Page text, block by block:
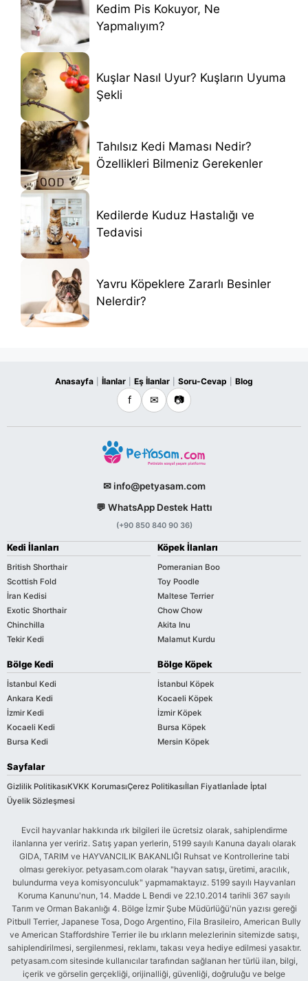
Kedim Pis Kokuyor, Ne
Yapmalıyım?
Kuşlar Nasıl Uyur? Kuşların Uyuma
Şekli
Tahılsız Kedi Maması Nedir?
Özellikleri Bilmeniz Gerekenler
Kedilerde Kuduz Hastalığı ve
Tedavisi
Yavru Köpeklere Zararlı Besinler
Nelerdir?
Anasayfa İlanlar Eş İlanlar Soru-Cevap Blog
f ✉ 📷
✉ info@petyasam.com
💬 WhatsApp Destek Hattı
(+90 850 840 90 36)
Kedi İlanları
British Shorthair
Scottish Fold
İran Kedisi
Exotic Shorthair
Chinchilla
Tekir Kedi
Köpek İlanları
Pomeranian Boo
Toy Poodle
Maltese Terrier
Chow Chow
Akita Inu
Malamut Kurdu
Bölge Kedi
İstanbul Kedi
Ankara Kedi
İzmir Kedi
Kocaeli Kedi
Bursa Kedi
Bölge Köpek
İstanbul Köpek
Kocaeli Köpek
İzmir Köpek
Bursa Köpek
Mersin Köpek
Sayfalar
Gizlilik PolitikasıKVKK KorumasıÇerez Politikasıİlan Fiyatlarıİade İptal
Üyelik Sözleşmesi
Evcil hayvanlar hakkında ırk bilgileri ile ücretsiz olarak, sahiplendirme
ilanlarına yer veririz. Satış yapan yerlerin, 5199 sayılı Kanuna dayalı olarak
GIDA, TARIM ve HAYVANCILIK BAKANLIĞI Ruhsat ve Kontrollerine tabi
olması gerekiyor. petyasam.com olarak "hayvan satışı, üretimi, aracılık,
bulundurma veya komisyonculuk" yapmamaktayız. 5199 sayılı Hayvanları
Koruma Kanunu'nun, 14. Madde L Bendi ve 22.10.2014 tarihli 367 sayılı
Tarım ve Orman Bakanlığı 4. Bölge İzmir Şube Müdürlüğü'nün yazısı gereği
Pitbull Terrier, Japanese Tosa, Dogo Argentino, Fila Brasileiro, American Bully
ve American Staffordshire Terrier ile bu ırkların melezlerinin sitemizde satışı,
sahiplendirilmesi, sergilenmesi, reklamı, takası veya hediye edilmesi yasaktır.
petyasam.com sitesinde kullanıcılar tarafından sağlanan her türlü ilan, bilgi,
içerik ve görselin gerçekliği, orijinalliği, güvenliği, doğruluğu ve belge